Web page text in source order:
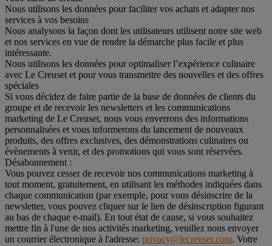
Nous utilisons les données pour faciliter vos achats et adapter nos
services à vos besoins
Nous analysons la façon dont les utilisateurs utilisent notre site web
et nos services en vue de rendre la démarche plus facile et plus
intéressante.
Nous utilisons les données pour optimaliser l’expérience culinaire
avec Le Creuset et pour vous transmettre des nouvelles et des offres
spéciales
Si vous décidez de faire partie de la base de données de clients du
groupe et de recevoir les newsletters et les communications
marketing de Le Creuset, nous vous enverrons des informations
personnalisées et vous informerons du lancement de nouveaux
produits, des offres exclusives, des démonstrations culinaires ou
évènements à venir, et des promotions qui vous sont réservées.
Désabonnement :
Vous pouvez cesser de recevoir nos communications marketing à
tout moment, gratuitement, en utilisant les méthodes indiquées dans
chaque communication (par exemple, pour vous désinscrire de la
newsletter, vous pouvez cliquer sur le lien de désinscription figurant
au bas de chaque e-mail). En tout état de cause, si vous souhaitez
mettre fin à l'une de nos activités marketing, veuillez nous envoyer
un courrier électronique à l'adresse: privacy@lecreuset.com. Votre